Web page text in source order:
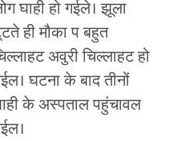
घाही हो गईले। झूला
ही मौका प बहुत
अवुरी चिल्लाहट हो
घटना के बाद तीनों
के अस्पताल पहुंचावल